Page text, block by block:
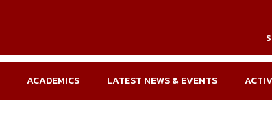
ACADEMICS LATEST NEWS & EVENTS